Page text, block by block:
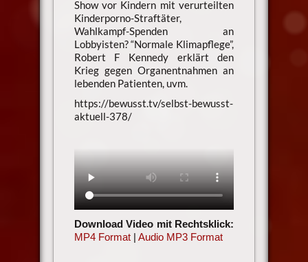
Show vor Kindern mit verurteilten
Kinderporno-Straftäter,
Wahlkampf-Spenden an
Lobbyisten? “Normale Klimapflege”,
Robert F Kennedy erklärt den
Krieg gegen Organentnahmen an
lebenden Patienten, uvm.
https://bewusst.tv/selbst-bewusst-
aktuell-378/
Download Video mit Rechtsklick:
MP4 Format| Audio MP3 Format